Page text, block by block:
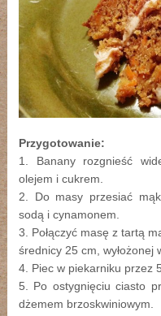
Przygotowanie:
1. Banany rozgnieść
olejem i cukrem.
2. Do masy przesiać
sodą i cynamonem.
3. Połączyć masę z tartą
średnicy 25 cm, wyłożonej
4. Piec w piekarniku przez
5. Po ostygnięciu ciasto
dżemem brzoskwiniowym.